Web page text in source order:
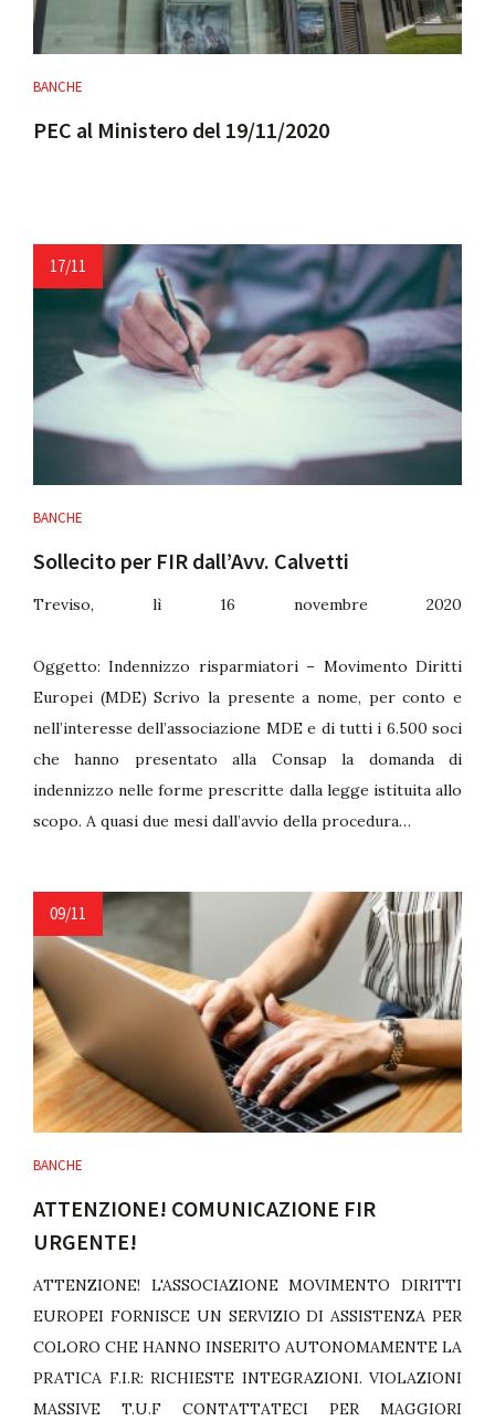
BANCHE
PEC al Ministero del 19/11/2020
17/11
BANCHE
Sollecito per FIR dall’Avv. Calvetti
Treviso, lì 16 novembre 2020
Oggetto: Indennizzo risparmiatori – Movimento Diritti
Europei (MDE) Scrivo la presente a nome, per conto e
nell’interesse dell’associazione MDE e di tutti i 6.500 soci
che hanno presentato alla Consap la domanda di
indennizzo nelle forme prescritte dalla legge istituita allo
scopo. A quasi due mesi dall’avvio della procedura…
09/11
BANCHE
ATTENZIONE! COMUNICAZIONE FIR
URGENTE!
ATTENZIONE! L'ASSOCIAZIONE MOVIMENTO DIRITTI
EUROPEI FORNISCE UN SERVIZIO DI ASSISTENZA PER
COLORO CHE HANNO INSERITO AUTONOMAMENTE LA
PRATICA F.I.R: RICHIESTE INTEGRAZIONI. VIOLAZIONI
MASSIVE T.U.F CONTATTATECI PER MAGGIORI